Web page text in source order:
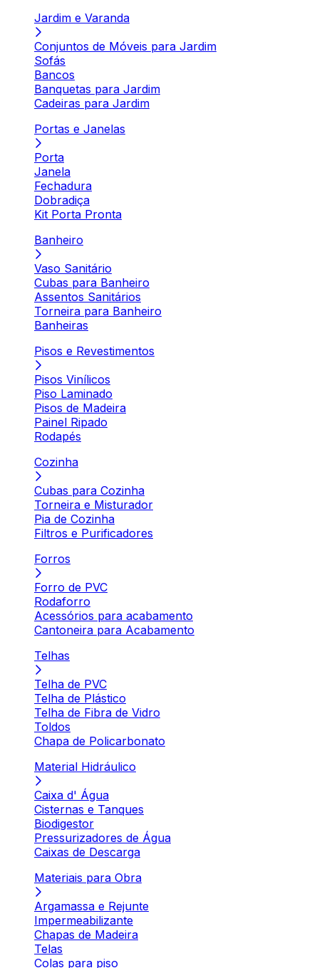
Jardim e Varanda
Conjuntos de Móveis para Jardim
Sofás
Bancos
Banquetas para Jardim
Cadeiras para Jardim
Portas e Janelas
Porta
Janela
Fechadura
Dobradiça
Kit Porta Pronta
Banheiro
Vaso Sanitário
Cubas para Banheiro
Assentos Sanitários
Torneira para Banheiro
Banheiras
Pisos e Revestimentos
Pisos Vinílicos
Piso Laminado
Pisos de Madeira
Painel Ripado
Rodapés
Cozinha
Cubas para Cozinha
Torneira e Misturador
Pia de Cozinha
Filtros e Purificadores
Forros
Forro de PVC
Rodaforro
Acessórios para acabamento
Cantoneira para Acabamento
Telhas
Telha de PVC
Telha de Plástico
Telha de Fibra de Vidro
Toldos
Chapa de Policarbonato
Material Hidráulico
Caixa d' Água
Cisternas e Tanques
Biodigestor
Pressurizadores de Água
Caixas de Descarga
Materiais para Obra
Argamassa e Rejunte
Impermeabilizante
Chapas de Madeira
Telas
Colas para piso